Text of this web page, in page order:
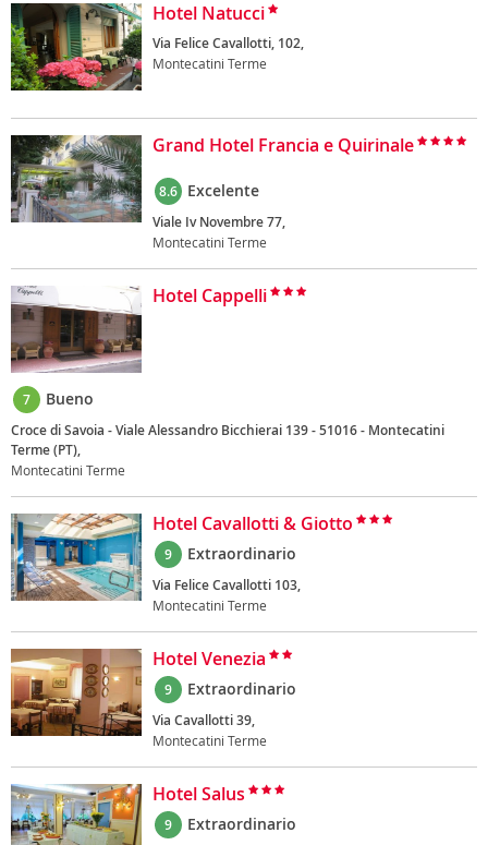
Hotel Natucci
Via Felice Cavallotti, 102,
Montecatini Terme
Grand Hotel Francia e Quirinale
8.6 Excelente
Viale Iv Novembre 77,
Montecatini Terme
Hotel Cappelli
7 Bueno
Croce di Savoia - Viale Alessandro Bicchierai 139 - 51016 - Montecatini
Terme (PT),
Montecatini Terme
Hotel Cavallotti & Giotto
9 Extraordinario
Via Felice Cavallotti 103,
Montecatini Terme
Hotel Venezia
9 Extraordinario
Via Cavallotti 39,
Montecatini Terme
Hotel Salus
9 Extraordinario